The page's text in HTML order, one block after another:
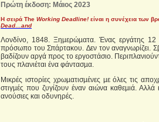
Πρώτη έκδοση: Μάιος 2023
Η σειρά The Working Deadline! είναι η συνέχεια των
Dead…and
Λονδίνο, 1848. Ξηµερώµατα. Ένας εργάτης 12
πρόσωπο του Σπάρτακου. ∆εν τον αναγνωρίζει.
βαδίζουν αργά προς το εργοστάσιο.
τους πλανιέται ένα φάντασµα.
Μικρές ιστορίες χρωµατισµένες µε όλες τις
στιγµές που ζυγίζουν έναν αιώνα καθεµιά. Αλλά
ανούσιες και οδυνηρές.